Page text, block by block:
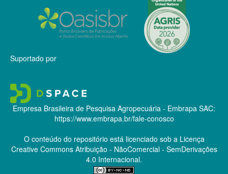
Suportado por
Empresa Brasileira de Pesquisa Agropecuária - Embrapa SAC:
https://www.embrapa.br/fale-conosco
O conteúdo do repositório está licenciado sob a Licença
Creative CommonsAtribuição - NãoComercial - SemDerivações
4.0 Internacional.